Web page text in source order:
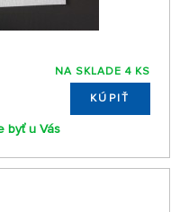
NA SKLADE 4 KS
KÚPIŤ
byť u Vás